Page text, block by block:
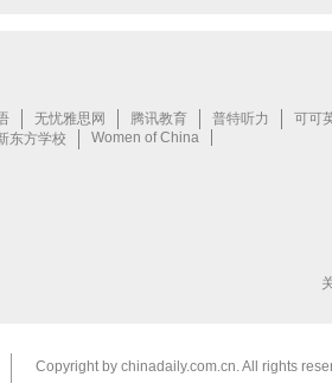
Copyright by chinadaily.com.cn. All rights